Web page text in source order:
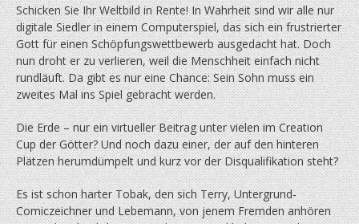
Schicken Sie Ihr Weltbild in Rente! In Wahrheit sind wir alle nur
digitale Siedler in einem Computerspiel, das sich ein frustrierter
Gott für einen Schöpfungswettbewerb ausgedacht hat. Doch
nun droht er zu verlieren, weil die Menschheit einfach nicht
rundläuft. Da gibt es nur eine Chance: Sein Sohn muss ein
zweites Mal ins Spiel gebracht werden.
Die Erde – nur ein virtueller Beitrag unter vielen im Creation
Cup der Götter? Und noch dazu einer, der auf den hinteren
Plätzen herumdümpelt und kurz vor der Disqualifikation steht?
Es ist schon harter Tobak, den sich Terry, Untergrund-
Comiczeichner und Lebemann, von jenem Fremden anhören